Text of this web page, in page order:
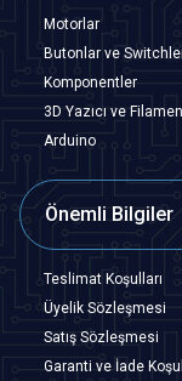
Motorlar
Butonlar ve
Komponentler
3D Yazıcı ve
Arduino
Önemli Bilgiler
Teslimat Koşulları
Üyelik Sözleşmesi
Satış Sözleşmesi
Garanti ve İade